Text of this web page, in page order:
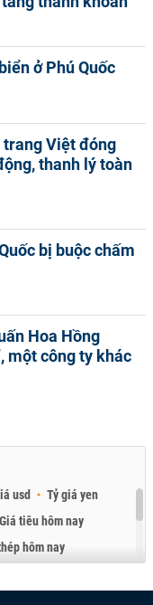
ở Phú Quốc
Việt đóng
thanh lý toàn
bị buộc chấm
Hoa Hồng
một công ty khác
usd
Tỷ giá yen
Giá tiêu hôm nay
hôm nay